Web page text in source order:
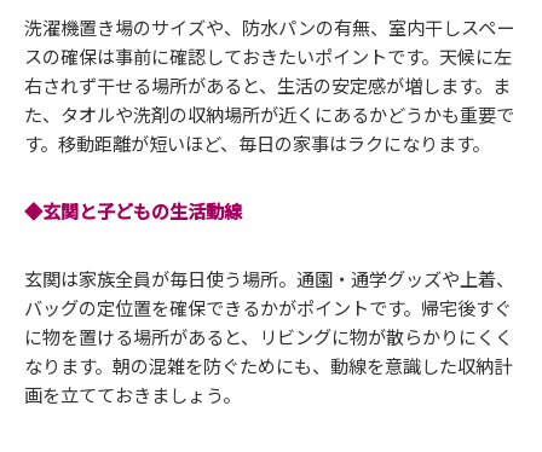
洗濯機置き場のサイズや、防水パンの有無、室内干しスペー
スの確保は事前に確認しておきたいポイントです。天候に左
右されず干せる場所があると、生活の安定感が増します。ま
た、タオルや洗剤の収納場所が近くにあるかどうかも重要で
す。移動距離が短いほど、毎日の家事はラクになります。
◆玄関と子どもの生活動線
玄関は家族全員が毎日使う場所。通園・通学グッズや上着、
バッグの定位置を確保できるかがポイントです。帰宅後すぐ
に物を置ける場所があると、リビングに物が散らかりにくく
なります。朝の混雑を防ぐためにも、動線を意識した収納計
画を立てておきましょう。